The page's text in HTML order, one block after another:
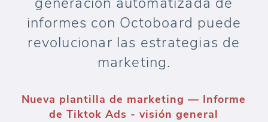
informes con Octoboard puede
revolucionar las estrategias de
marketing.
Nueva plantilla de marketing — Informe
de Tiktok Ads - visión general